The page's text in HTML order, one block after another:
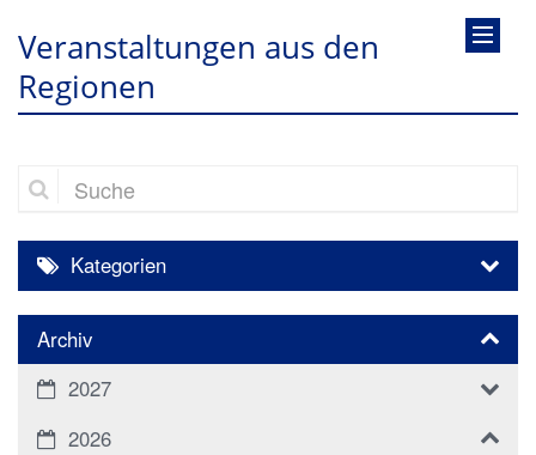
Veranstaltungen aus den
Regionen
Suche
Kategorien
Archiv
2027
2026